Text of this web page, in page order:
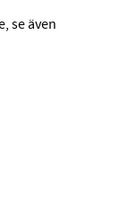
se även